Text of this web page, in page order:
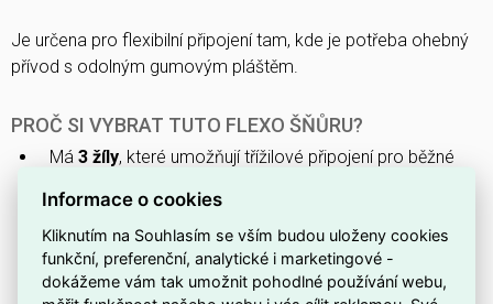
Je určena pro flexibilní připojení tam, kde je potřeba ohebný
přívod s odolným gumovým pláštěm.
PROČ SI VYBRAT TUTO FLEXO ŠŇŮRU?
Má 3 žíly, které umožňují třížilové připojení pro běžné
napájecí okruhy.
Dodává se v délce10 m, což poskytuje dostatečnou
Informace o cookies
Kliknutím na Souhlasím se vším budou uloženy cookies
funkční, preferenční, analytické i marketingové -
dokážeme vám tak umožnit pohodlné používání webu,